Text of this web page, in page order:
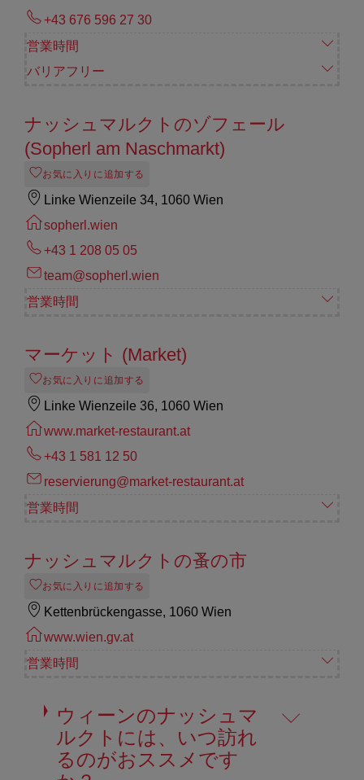
+43 676 596 27 30
営業時間
バリアフリー
ナッシュマルクトのゾフェール
(Sopherl am Naschmarkt)
お気に入りに追加する
Linke Wienzeile 34, 1060 Wien
sopherl.wien
+43 1 208 05 05
team@sopherl.wien
営業時間
マーケット (Market)
お気に入りに追加する
Linke Wienzeile 36, 1060 Wien
www.market-restaurant.at
+43 1 581 12 50
reservierung@market-restaurant.at
営業時間
ナッシュマルクトの蚤の市
お気に入りに追加する
Kettenbrückengasse, 1060 Wien
www.wien.gv.at
営業時間
ウィーンのナッシュマ
ルクトには、いつ訪れ
るのがおススメです